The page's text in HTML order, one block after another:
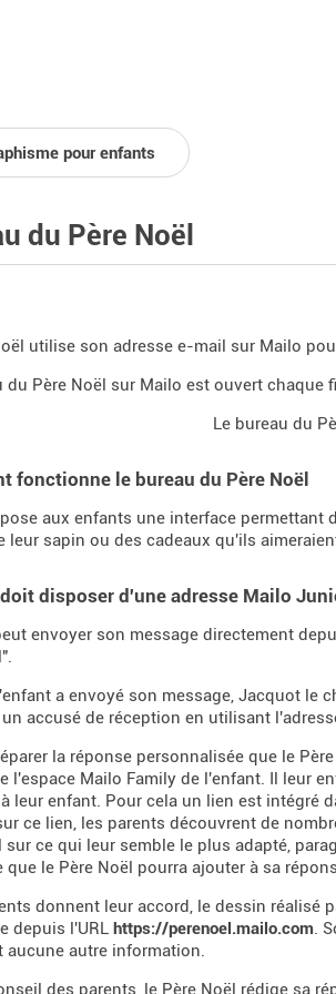
pour enfants
du Père Noël
utilise son adresse e-mail sur Mailo
du Père Noël sur Mailo est ouvert chaque
Le bureau du
fonctionne le bureau du Père Noël
aux enfants une interface permettant
leur sapin ou des cadeaux qu'ils
disposer d'une adresse Mailo
envoyer son message directement
a envoyé son message, Jacquot le
accusé de réception en utilisant
la réponse personnalisée que le
l'espace Mailo Family de l'enfant. Il leur
leur enfant. Pour cela un lien est intégré
ce lien, les parents découvrent de
sur ce qui leur semble le plus adapté,
que le Père Noël pourra ajouter à sa
donnent leur accord, le dessin réalisé
depuis l'URL https://perenoel.mailo.com.
aucune autre information.
des parents, le Père Noël rédige sa